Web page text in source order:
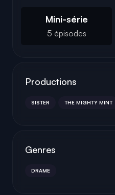
Mini-série
5 épisodes
Productions
SISTER THE MIGHTY MINT
Genres
DRAME